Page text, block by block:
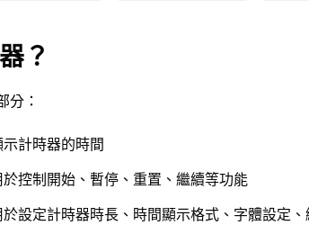
？
分：
計時器的時間
控制開始、暫停、重置、繼續等功能
設定計時器時長、時間顯示格式、字體設定